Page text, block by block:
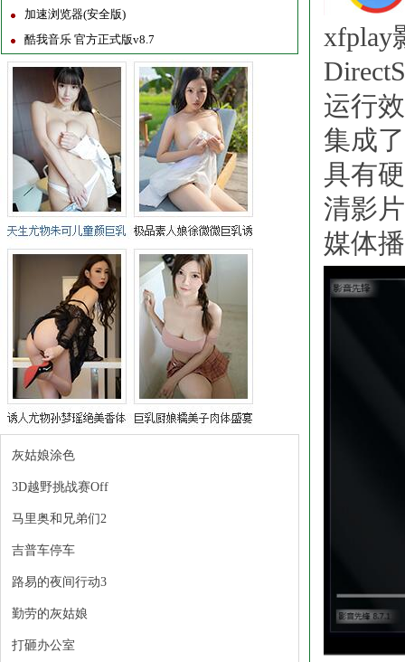
加速浏览器(安全版)
酷我音乐 官方正式版v8.7
灰姑娘涂色
3D越野挑战赛Off
马里奥和兄弟们2
吉普车停车
路易的夜间行动3
勤劳的灰姑娘
打砸办公室
xfplay
运行
集成
具有
清影
媒体